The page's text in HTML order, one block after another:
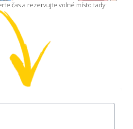
čas a rezervujte volné místo tady: